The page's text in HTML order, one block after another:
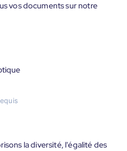
vos documents sur notre
la diversité, l'égalité des